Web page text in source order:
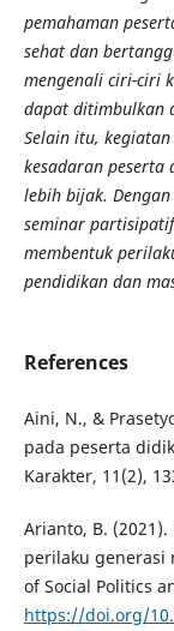
pemahaman
sehat dan
mengenali ciri-ciri
dapat ditimbulkan
Selain itu,
kesadaran peserta
lebih bijak.
seminar
membentuk
pendidikan dan
References
Aini, N., &
pada peserta
Karakter, 11(2),
Arianto, B.
perilaku generasi
of Social Politics
https://doi.org/